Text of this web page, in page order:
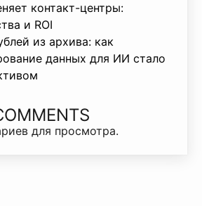
контакт-центры:
и ROI
из архива: как
данных для ИИ стало
для просмотра.